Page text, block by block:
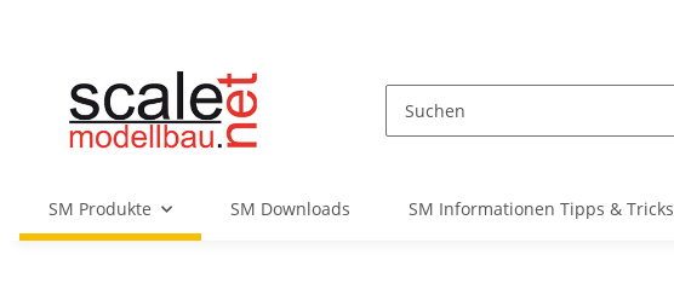
SM Produkte SM Downloads SM Informationen Tipps & Tricks